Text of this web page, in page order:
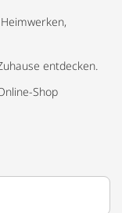
entdecken.
Shop